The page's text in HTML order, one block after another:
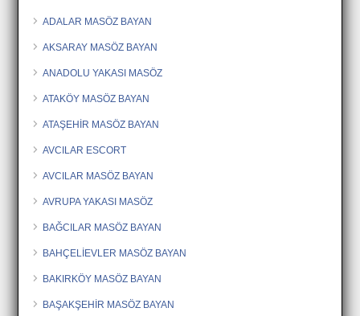
ADALAR MASÖZ BAYAN
AKSARAY MASÖZ BAYAN
ANADOLU YAKASI MASÖZ
ATAKÖY MASÖZ BAYAN
ATAŞEHİR MASÖZ BAYAN
AVCILAR ESCORT
AVCILAR MASÖZ BAYAN
AVRUPA YAKASI MASÖZ
BAĞCILAR MASÖZ BAYAN
BAHÇELİEVLER MASÖZ BAYAN
BAKIRKÖY MASÖZ BAYAN
BAŞAKŞEHİR MASÖZ BAYAN